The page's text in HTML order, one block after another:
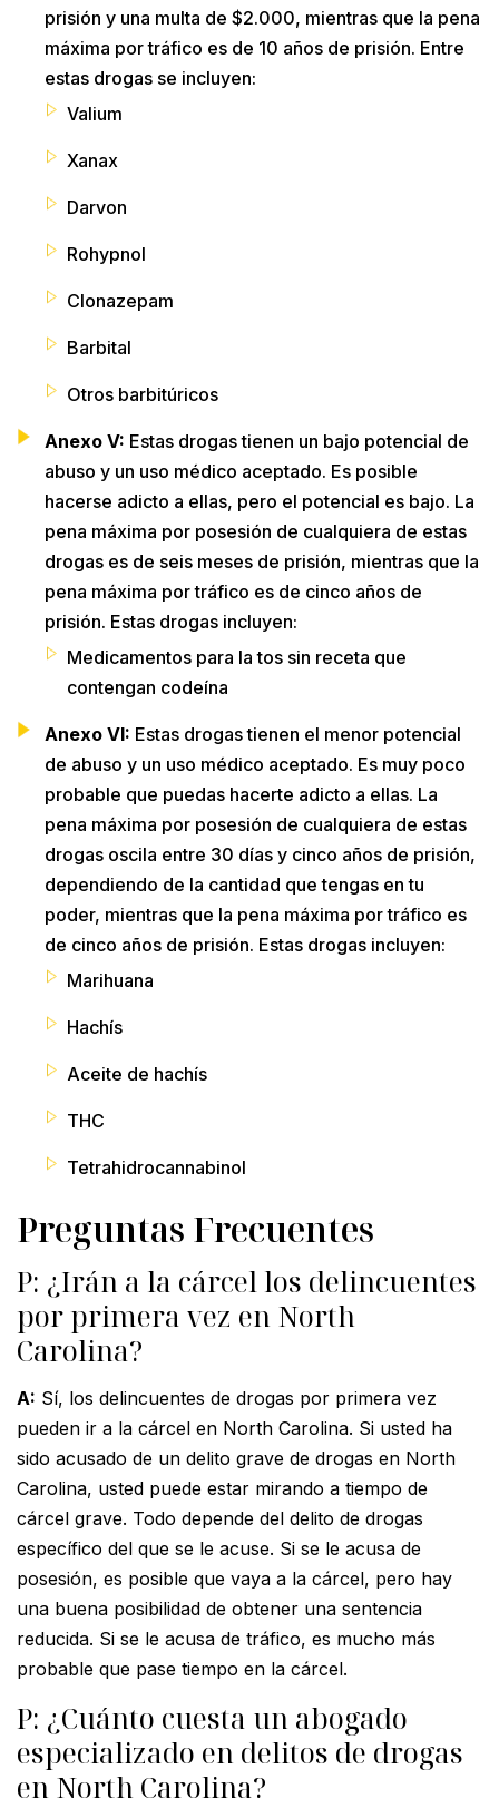
prisión y una multa de $2.000, mientras que la pena
máxima por tráfico es de 10 años de prisión. Entre
estas drogas se incluyen:
Valium
Xanax
Darvon
Rohypnol
Clonazepam
Barbital
Otros barbitúricos
Anexo V: Estas drogas tienen un bajo potencial de
abuso y un uso médico aceptado. Es posible
hacerse adicto a ellas, pero el potencial es bajo. La
pena máxima por posesión de cualquiera de estas
drogas es de seis meses de prisión, mientras que la
pena máxima por tráfico es de cinco años de
prisión. Estas drogas incluyen:
Medicamentos para la tos sin receta que
contengan codeína
Anexo VI: Estas drogas tienen el menor potencial
de abuso y un uso médico aceptado. Es muy poco
probable que puedas hacerte adicto a ellas. La
pena máxima por posesión de cualquiera de estas
drogas oscila entre 30 días y cinco años de prisión,
dependiendo de la cantidad que tengas en tu
poder, mientras que la pena máxima por tráfico es
de cinco años de prisión. Estas drogas incluyen:
Marihuana
Hachís
Aceite de hachís
THC
Tetrahidrocannabinol
Preguntas Frecuentes
P: ¿Irán a la cárcel los delincuentes
por primera vez en North
Carolina?
A: Sí, los delincuentes de drogas por primera vez
pueden ir a la cárcel en North Carolina. Si usted ha
sido acusado de un delito grave de drogas en North
Carolina, usted puede estar mirando a tiempo de
cárcel grave. Todo depende del delito de drogas
específico del que se le acuse. Si se le acusa de
posesión, es posible que vaya a la cárcel, pero hay
una buena posibilidad de obtener una sentencia
reducida. Si se le acusa de tráfico, es mucho más
probable que pase tiempo en la cárcel.
P: ¿Cuánto cuesta un abogado
especializado en delitos de drogas
en North Carolina?